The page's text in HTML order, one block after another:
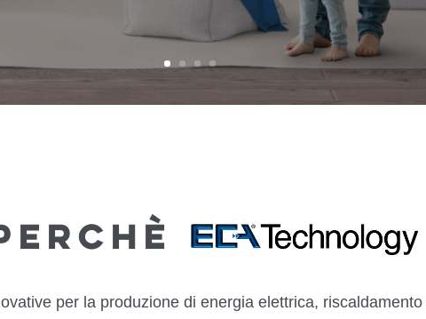
per la produzione di energia elettrica,